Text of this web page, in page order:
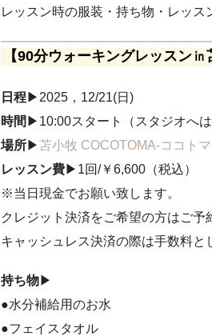
レッスン時の服装・持ち物・レッス
【90分ウォーキングレッスン㏌
日程▶2025，12/21(日)
時間 ▶10:00スタート（スタジオへ
場所▶苫小牧 COCOTOMA-ココトマ
レッスン費▶1回/￥6,600（税込）
※当日現金でお願い致します。
クレジット決済をご希望の方はご予
キャッシュレス決済の際は手数料と
持ち物▶
●水分補給用のお水
●フェイスタオル